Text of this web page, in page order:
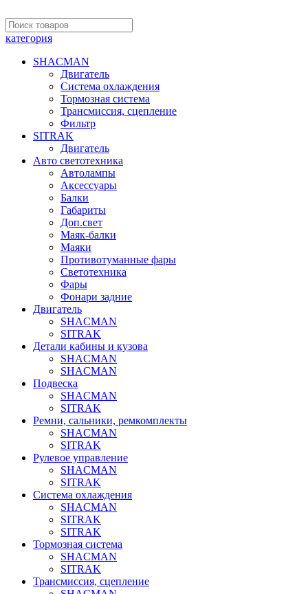
категория
SHACMAN
Двигатель
Система охлаждения
Тормозная система
Трансмиссия, сцепление
Фильтр
SITRAK
Двигатель
Авто светотехника
Автолампы
Аксессуары
Балки
Габариты
Доп.свет
Маяк-балки
Маяки
Противотуманные фары
Светотехника
Фары
Фонари задние
Двигатель
SHACMAN
SITRAK
Детали кабины и кузова
SHACMAN
SHACMAN
Подвеска
SHACMAN
SITRAK
Ремни, сальники, ремкомплекты
SHACMAN
SITRAK
Рулевое управление
SHACMAN
SITRAK
Система охлаждения
SHACMAN
SITRAK
SITRAK
Тормозная система
SHACMAN
SITRAK
Трансмиссия, сцепление